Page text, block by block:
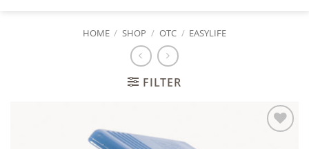
HOME / SHOP / OTC / EASYLIFE
FILTER